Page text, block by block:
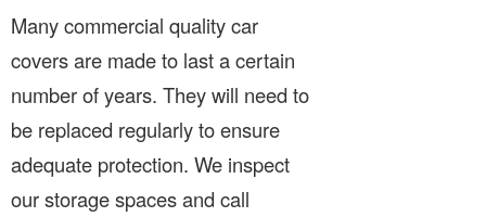
Many commercial quality car
covers are made to last a certain
number of years. They will need to
be replaced regularly to ensure
adequate protection. We inspect
our storage spaces and call